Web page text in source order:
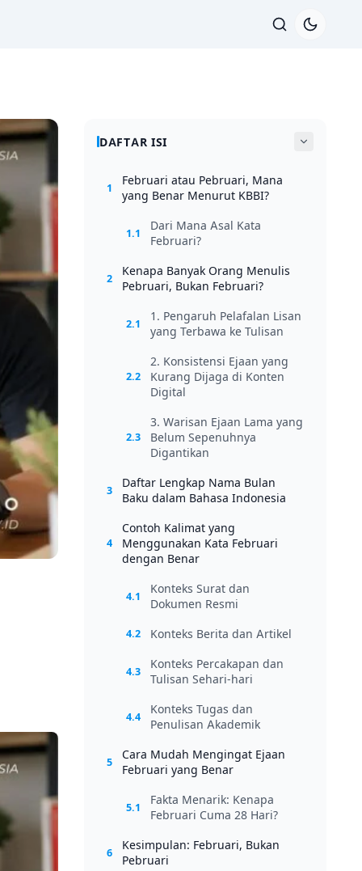
DAFTAR ISI
1
Februari atau Pebruari, Mana
yang Benar Menurut KBBI?
1.1
Dari Mana Asal Kata
Februari?
2
Kenapa Banyak Orang Menulis
Pebruari, Bukan Februari?
2.1
1. Pengaruh Pelafalan Lisan
yang Terbawa ke Tulisan
2.2
2. Konsistensi Ejaan yang
Kurang Dijaga di Konten
Digital
2.3
3. Warisan Ejaan Lama yang
Belum Sepenuhnya
Digantikan
3
Daftar Lengkap Nama Bulan
Baku dalam Bahasa Indonesia
4
Contoh Kalimat yang
Menggunakan Kata Februari
dengan Benar
4.1
Konteks Surat dan
Dokumen Resmi
4.2 Konteks Berita dan Artikel
4.3
Konteks Percakapan dan
Tulisan Sehari-hari
4.4
Konteks Tugas dan
Penulisan Akademik
5
Cara Mudah Mengingat Ejaan
Februari yang Benar
5.1
Fakta Menarik: Kenapa
Februari Cuma 28 Hari?
6
Kesimpulan: Februari, Bukan
Pebruari